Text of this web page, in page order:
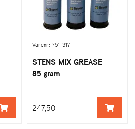
Varenr: 751-317
STENS MIX GREASE
85 gram
247,50